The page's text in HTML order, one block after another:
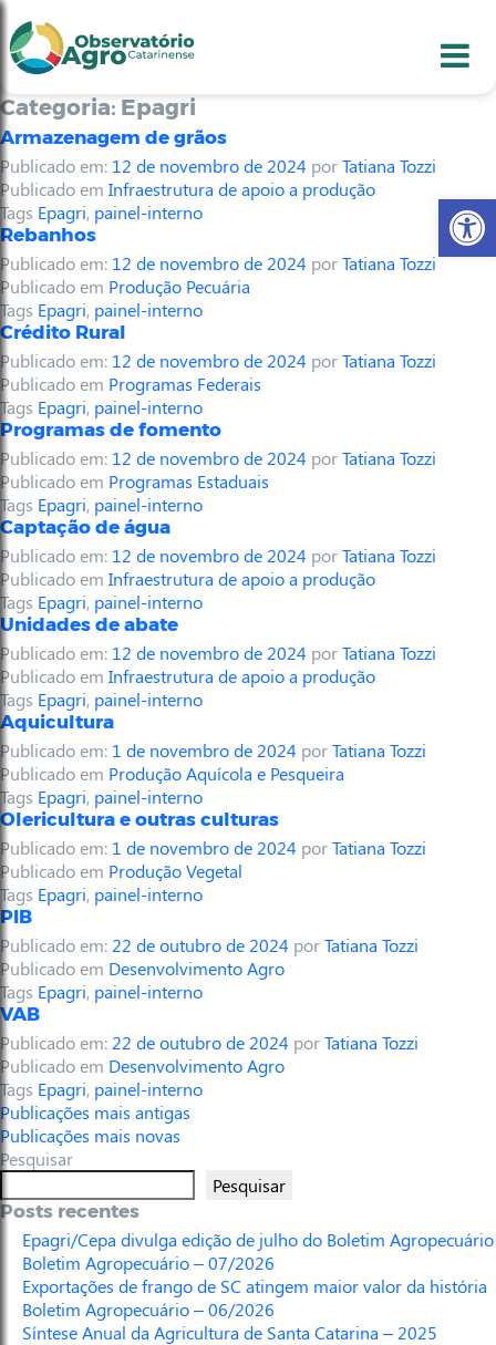
2
3
4
Categoria: Epagri
Armazenagem de grãos
Publicado em: 12 de novembro de 2024 porTatiana Tozzi
Publicado em Infraestrutura de apoio a produção
Tags Epagri, painel-interno
Rebanhos
Publicado em: 12 de novembro de 2024 porTatiana Tozzi
Publicado em Produção Pecuária
Tags Epagri, painel-interno
Crédito Rural
Publicado em: 12 de novembro de 2024 porTatiana Tozzi
Publicado em Programas Federais
Tags Epagri, painel-interno
Programas de fomento
Publicado em: 12 de novembro de 2024 porTatiana Tozzi
Publicado em Programas Estaduais
Tags Epagri, painel-interno
Captação de água
Publicado em: 12 de novembro de 2024 porTatiana Tozzi
Publicado em Infraestrutura de apoio a produção
Tags Epagri, painel-interno
Unidades de abate
Publicado em: 12 de novembro de 2024 porTatiana Tozzi
Publicado em Infraestrutura de apoio a produção
Tags Epagri, painel-interno
Aquicultura
Publicado em: 1 de novembro de 2024 porTatiana Tozzi
Publicado em Produção Aquícola e Pesqueira
Tags Epagri, painel-interno
Olericultura e outras culturas
Publicado em: 1 de novembro de 2024 porTatiana Tozzi
Publicado em Produção Vegetal
Tags Epagri, painel-interno
PIB
Publicado em: 22 de outubro de 2024 porTatiana Tozzi
Publicado em Desenvolvimento Agro
Tags Epagri, painel-interno
VAB
Publicado em: 22 de outubro de 2024 porTatiana Tozzi
Publicado em Desenvolvimento Agro
Tags Epagri, painel-interno
Publicações mais antigas
Publicações mais novas
Pesquisar
Pesquisar
Posts recentes
Epagri/Cepa divulga edição de julho do Boletim Agropecuário
Boletim Agropecuário – 07/2026
Exportações de frango de SC atingem maior valor da história
Boletim Agropecuário – 06/2026
Síntese Anual da Agricultura de Santa Catarina – 2025